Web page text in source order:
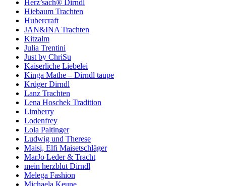
Herz’sach® Dirndl
Hiebaum Trachten
Hubercraft
JAN&INA Trachten
Kitzalm
Julia Trentini
Just by ChriSu
Kaiserliche Liebelei
Kinga Mathe – Dirndl taupe
Krüger Dirndl
Lanz Trachten
Lena Hoschek Tradition
Limberry
Lodenfrey
Lola Paltinger
Ludwig und Therese
Maisi, Elfi Maisetschläger
MarJo Leder & Tracht
mein herzblut Dirndl
Melega Fashion